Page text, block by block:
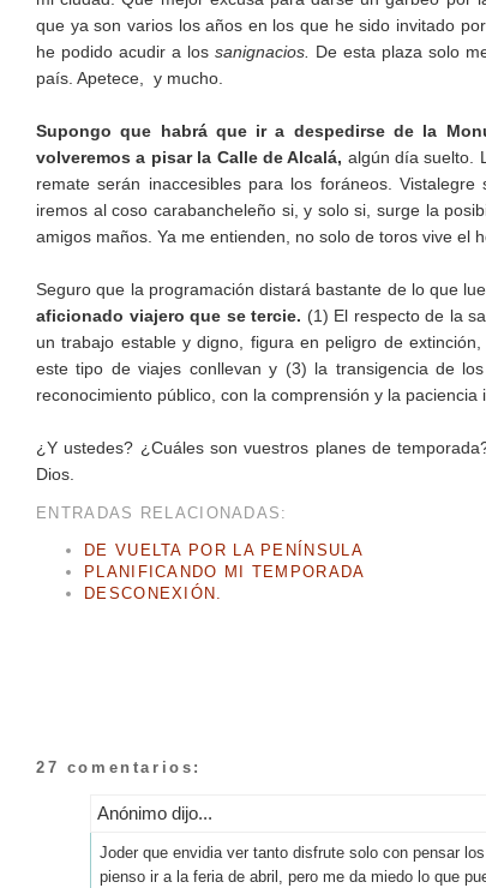
que ya son varios los años en los que he sido invitado
he podido acudir a los sanignacios.
De esta plaza solo
país. Apetece, y mucho.
Supongo que habrá que ir a despedirse de la
volveremos a pisar la Calle de Alcalá, algún día suelto.
remate serán inaccesibles para los foráneos.
iremos al coso carabancheleño si, y solo si, surge la
amigos maños. Ya me entienden, no solo de toros vive el
Seguro que la programación distará bastante de lo que
aficionado viajero que se tercie. (1) El respecto de la
un trabajo estable y digno, figura en peligro de
este tipo de viajes conllevan y (3) la transigencia de
reconocimiento público, con la comprensión y la paciencia
¿Y ustedes? ¿Cuáles son vuestros planes de
Dios.
ENTRADAS RELACIONADAS:
DE VUELTA POR LA PENÍNSULA
PLANIFICANDO MI TEMPORADA
DESCONEXIÓN.
27 comentarios:
Anónimo dijo...
Joder que envidia ver tanto disfrute solo con pensar
pienso ir a la feria de abril, pero me da miedo lo que